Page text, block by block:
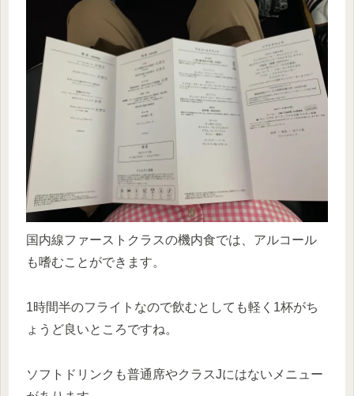
国内線ファーストクラスの機内食では、アルコール
も嗜むことができます。
1時間半のフライトなので飲むとしても軽く1杯がち
ょうど良いところですね。
ソフトドリンクも普通席やクラスJにはないメニュー